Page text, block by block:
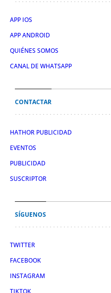
APP IOS
APP ANDROID
QUIÉNES SOMOS
CANAL DE WHATSAPP
CONTACTAR
HATHOR PUBLICIDAD
EVENTOS
PUBLICIDAD
SUSCRIPTOR
SÍGUENOS
TWITTER
FACEBOOK
INSTAGRAM